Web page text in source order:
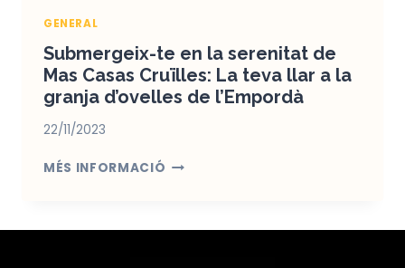
GENERAL
Submergeix-te en la serenitat de
Mas Casas Cruïlles: La teva llar a la
granja d’ovelles de l’Empordà
22/11/2023
MÉS INFORMACIÓ SUBMERGEIX-